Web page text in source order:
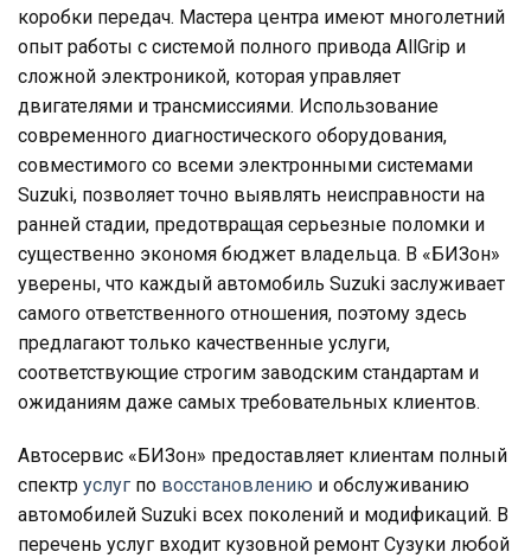
коробки передач. Мастера центра имеют многолетний
опыт работы с системой полного привода AllGrip и
сложной электроникой, которая управляет
двигателями и трансмиссиями. Использование
современного диагностического оборудования,
совместимого со всеми электронными системами
Suzuki, позволяет точно выявлять неисправности на
ранней стадии, предотвращая серьезные поломки и
существенно экономя бюджет владельца. В «БИЗон»
уверены, что каждый автомобиль Suzuki заслуживает
самого ответственного отношения, поэтому здесь
предлагают только качественные услуги,
соответствующие строгим заводским стандартам и
ожиданиям даже самых требовательных клиентов.
Автосервис «БИЗон» предоставляет клиентам полный
спектр услуг по восстановлению и обслуживанию
автомобилей Suzuki всех поколений и модификаций. В
перечень услуг входит кузовной ремонт Сузуки любой